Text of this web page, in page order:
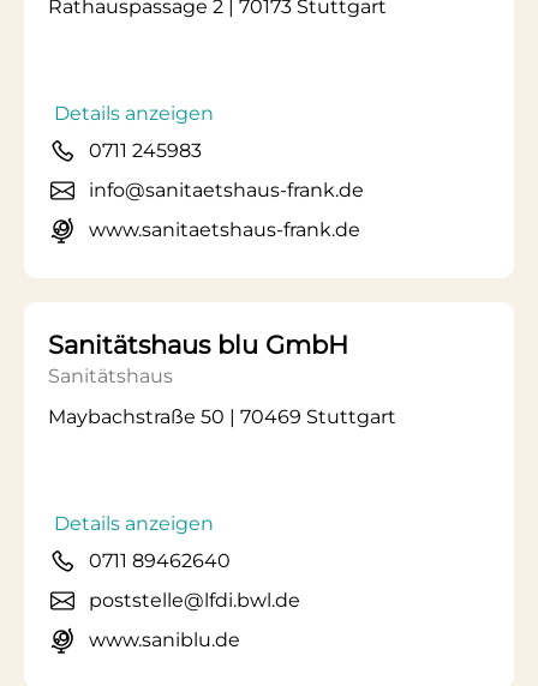
Rathauspassage 2 | 70173 Stuttgart
Details anzeigen
0711 245983
info@sanitaetshaus-frank.de
www.sanitaetshaus-frank.de
Sanitätshaus blu GmbH
Sanitätshaus
Maybachstraße 50 | 70469 Stuttgart
Details anzeigen
0711 89462640
poststelle@lfdi.bwl.de
www.saniblu.de